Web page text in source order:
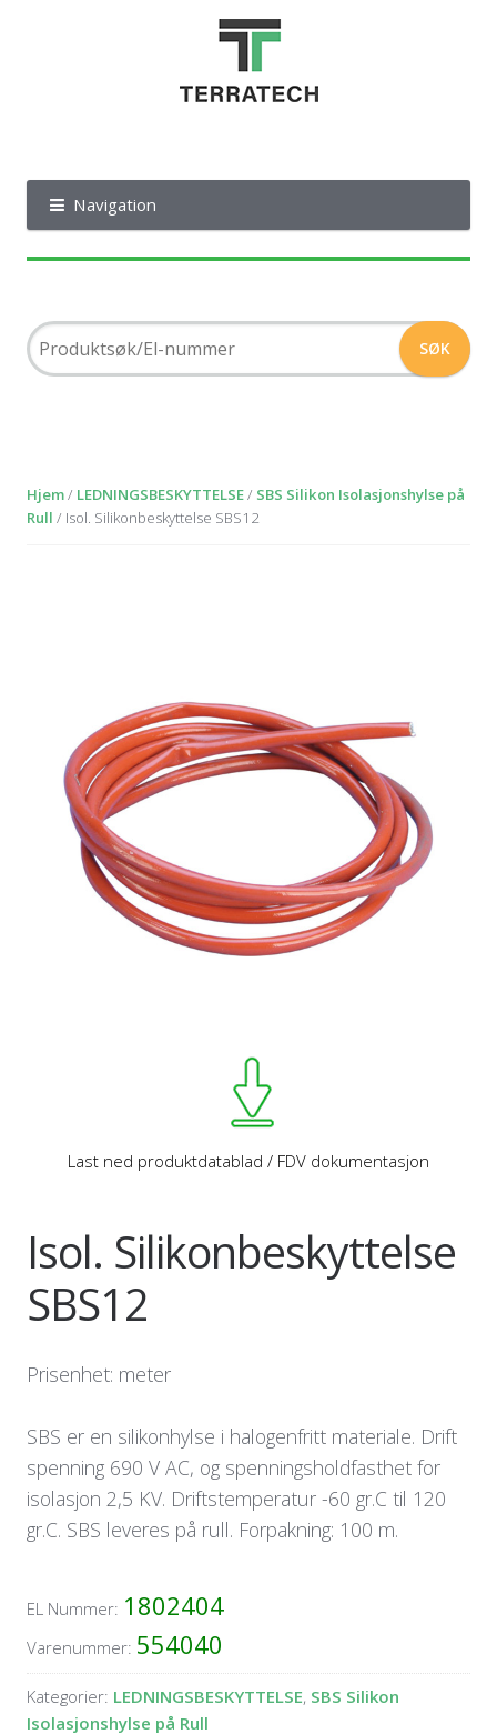
Navigation
Hjem/ LEDNINGSBESKYTTELSE/ SBS Silikon Isolasjonshylse på
Rull / Isol. Silikonbeskyttelse SBS12
Last ned produktdatablad / FDV dokumentasjon
Isol. Silikonbeskyttelse
SBS12
Prisenhet: meter
SBS er en silikonhylse i halogenfritt materiale. Drift
spenning 690 V AC, og spenningsholdfasthet for
isolasjon 2,5 KV. Driftstemperatur -60 gr.C til 120
gr.C. SBS leveres på rull. Forpakning: 100 m.
EL Nummer: 1802404
Varenummer: 554040
Kategorier: LEDNINGSBESKYTTELSE, SBS Silikon
Isolasjonshylse på Rull